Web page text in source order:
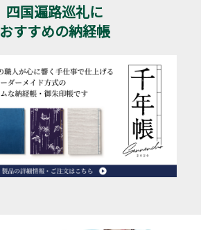
四国遍路巡礼に
おすすめの納経帳